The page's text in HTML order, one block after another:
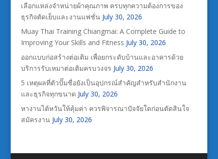
เลือกแหล่งจำหน่ายผ้าคุณภาพ ครบทุกความต้องการของ
ธุรกิจตัดเย็บและงานแฟชั่น July 30, 2026
Muay Thai Training Chiangmai: A Complete Guide to
Improving Your Skills and Fitness July 30, 2026
ออกแบบก่อสร้างต่อเติม เพื่อยกระดับบ้านและอาคารด้วย
บริการรับเหมาต่อเติมครบวงจร July 30, 2026
5 เหตุผลที่ตัวปั๊มชื่อยังเป็นอุปกรณ์สำคัญสำหรับสำนักงาน
และธุรกิจทุกขนาด July 30, 2026
หางานไต้หวันให้คุ้มค่า ควรพิจารณาปัจจัยใดก่อนตัดสินใจ
สมัครงาน July 30, 2026